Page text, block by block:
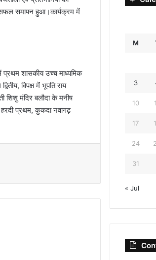
सफल समापन हुआ।कार्यक्रम में
प्रथम शासकीय उच्च माध्यमिक
विपक्ष में भूपति राय
शिशु मंदिर बलौदा के मनीष
प्रथम, कुकदा नवागढ़
M
3
10
17
24
31
« Jul